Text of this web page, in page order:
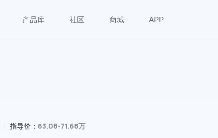
产品库 社区 商城 APP
指导价： 63.08-71.68万